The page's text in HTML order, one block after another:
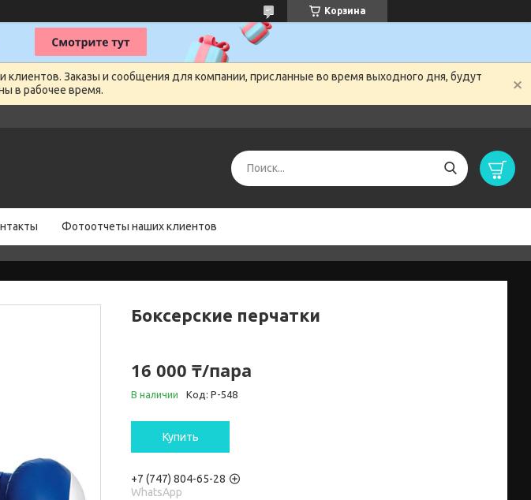
Корзина
Заказы и сообщения для компании, присланные во время выходного дня, будут
в рабочее время.
Фотоотчеты наших клиентов
Боксерские перчатки
16 000 ₸/пара
В наличии Код: P-548
Купить
+7 (747) 804-65-28
WhatsApp